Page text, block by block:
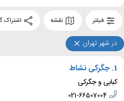
فیلتر نقشه
در شهر تهران
1. جگرکی نشاط
کبابی و جگرکی
021-66507004